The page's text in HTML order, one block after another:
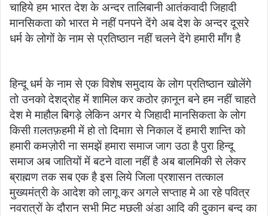
चाहिये हम भारत देश के अन्दर तालिबानी आतंकवादी जिहादी
मानसिकता को भारत मे नहीं पनपने देंगे अब देश के अन्दर दूसरे
धर्म के लोगों के नाम से प्रतिष्ठान नहीं चलने देंगे हमारी माँग है
हिन्दू धर्म के नाम से एक विशेष समुदाय के लोग प्रतिष्ठान खोलेंगे
तो उनको देशद्रोह में शामिल कर कठोर क़ानून बने हम नहीं चाहते
देश मे माहौल बिगड़े लेकिन अगर ये जिहादी मानसिकता के लोग
किसी ग़लतफ़हमी में हो तो दिमाग़ से निकाल दें हमारी शान्ति को
हमारी कमज़ोरी ना समझें हमारा समाज जाग उठा है पुरा हिन्दू
समाज अब जातियों में बटने वाला नहीं है अब बालमिकी से लेकर
ब्राह्मण तक सब एक है इस लिये जिला प्रशासन तत्काल
मुख्यमंत्री के आदेश को लागू कर अगले सप्ताह मे आ रहे पवित्र
नवरात्रों के दौरान सभी मिट मछली अंडा आदि की दुकान बन्द का